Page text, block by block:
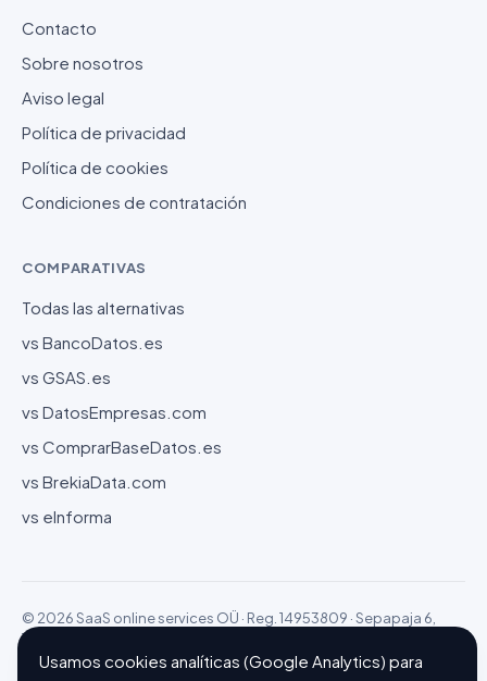
Contacto
Sobre nosotros
Aviso legal
Política de privacidad
Política de cookies
Condiciones de contratación
COMPARATIVAS
Todas las alternativas
vs BancoDatos.es
vs GSAS.es
vs DatosEmpresas.com
vs ComprarBaseDatos.es
vs BrekiaData.com
vs eInforma
© 2026 SaaS online services OÜ · Reg. 14953809 · Sepapaja 6,
15551 Tallinn (Estonia)
Configurar cookiesHecho con ❤ en Barcelona
Usamos cookies analíticas (Google Analytics) para